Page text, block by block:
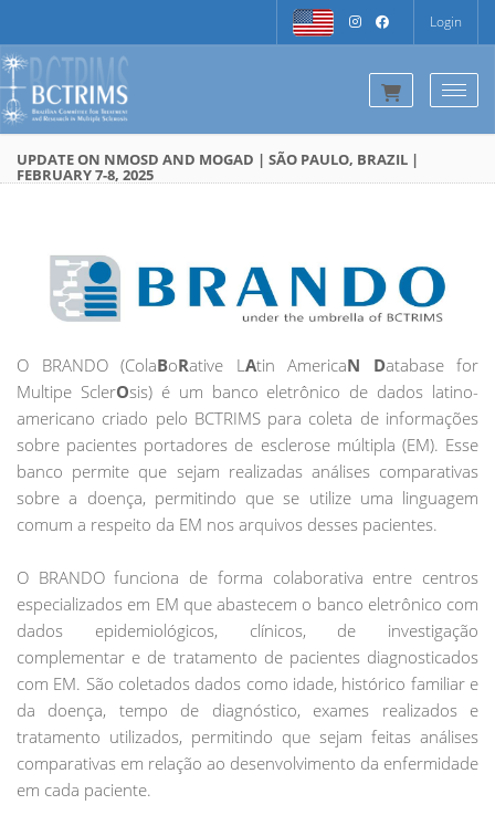
Login
UPDATE ON NMOSD AND MOGAD | SÃO PAULO, BRAZIL |
FEBRUARY 7-8, 2025
O BRANDO (ColaBoRative L Atin AmericaN Database for
Multipe SclerOsis) é um banco eletrônico de dados latino-
americano criado pelo BCTRIMS para coleta de informações
sobre pacientes portadores de esclerose múltipla (EM). Esse
banco permite que sejam realizadas análises comparativas
sobre a doença, permitindo que se utilize uma linguagem
comum a respeito da EM nos arquivos desses pacientes.
O BRANDO funciona de forma colaborativa entre centros
especializados em EM que abastecem o banco eletrônico com
dados epidemiológicos, clínicos, de investigação
complementar e de tratamento de pacientes diagnosticados
com EM. São coletados dados como idade, histórico familiar e
da doença, tempo de diagnóstico, exames realizados e
tratamento utilizados, permitindo que sejam feitas análises
comparativas em relação ao desenvolvimento da enfermidade
em cada paciente.